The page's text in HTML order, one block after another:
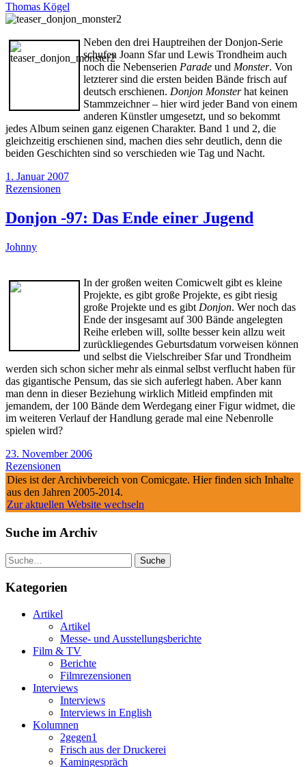
Thomas Kögel
Neben den drei Hauptreihen der Donjon-Serie
schufen Joann Sfar und Lewis Trondheim auch
noch die Nebenserien Parade und Monster. Von
letzterer sind die ersten beiden Bände frisch auf
deutsch erschienen. Donjon Monsterhat keinen
Stammzeichner – hier wird jeder Band von einem
anderen Künstler umgesetzt, und so bekommt
jedes Album seinen ganz eigenen Charakter. Band 1 und 2, die
gleichzeitig erschienen sind, machen dies sehr deutlich, denn die
beiden Geschichten sind so verschieden wie Tag und Nacht.
1. Januar 2007
Rezensionen
Donjon -97: Das Ende einer Jugend
Johnny
In der großen weiten Comicwelt gibt es kleine
Projekte, es gibt große Projekte, es gibt riesig
große Projekte und es gibt Donjon. Wer noch das
Ende der insgesamt auf 300 Bände angelegten
Reihe erleben will, sollte besser kein allzu weit
zurückliegendes Geburtsdatum vorweisen können
und selbst die Vielschreiber Sfar und Trondheim
werden sich schon sicher mehr als einmal selbst verflucht haben für
das gigantische Pensum, das sie sich auferlegt haben. Aber kann
man denn in dieser Beziehung wirklich Mitleid empfinden mit
jemandem, der 100 Bände dem Werdegang einer Figur widmet, die
im weiteren Verlauf der Handlung gerade mal eine Nebenrolle
spielen wird?
23. November 2006
Rezensionen
Dies ist der Archivbereich von Comicgate. Hier finden sich Inhalte
aus den Jahren 2005-2014.
Zur aktuellen Website wechseln
Suche im Archiv
Suche
Kategorien
Artikel
Artikel
Messe- und Ausstellungsberichte
Film & TV
Berichte
Filmrezensionen
Interviews
Interviews
Interviews in English
Kolumnen
2gegen1
Frisch aus der Druckerei
Kamingespräch